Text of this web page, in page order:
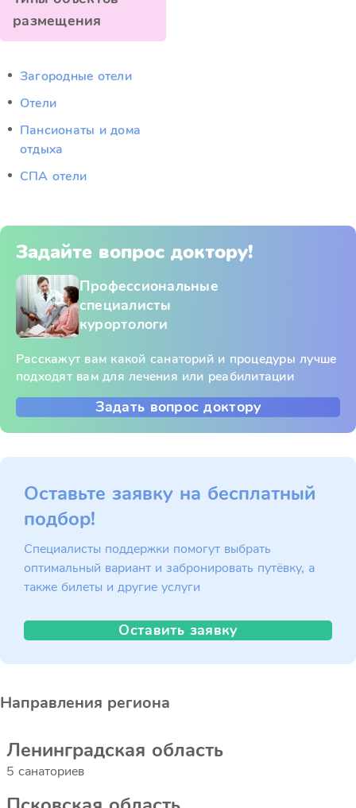
размещения
Загородные отели
Отели
Пансионаты и дома
отдыха
СПА отели
Задайте вопрос доктору!
Профессиональные
специалисты
курортологи
Расскажут вам какой санаторий и процедуры лучше
подходят вам для лечения или реабилитации
Задать вопрос доктору
Оставьте заявку на бесплатный
подбор!
Специалисты поддержки помогут выбрать
оптимальный вариант и забронировать путёвку, а
также билеты и другие услуги
Оставить заявку
Направления региона
Ленинградская область
5 санаториев